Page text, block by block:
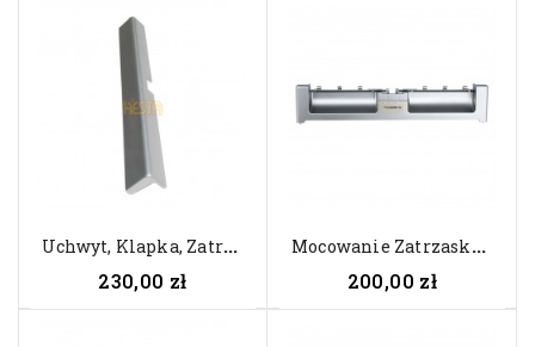
U
Chwyt, Klapka, Zatrzask,...
230,00 zł
M
Ocowanie Zatrzasku, Blokady Do...
200,00 zł